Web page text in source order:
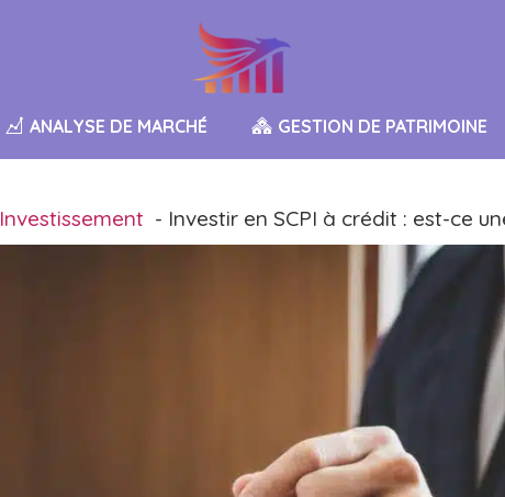
ANALYSE DE MARCHÉ GESTION DE PATRIMOINE
Investissement Investir en SCPI à crédit : est-ce